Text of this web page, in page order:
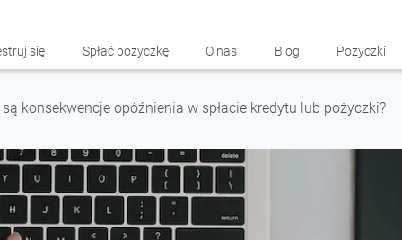
się Spłać pożyczkę O nas Blog Pożyczki
konsekwencje opóźnienia w spłacie kredytu lub pożyczki?